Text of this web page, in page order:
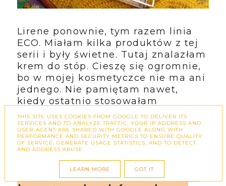
Lirene ponownie, tym razem linia
ECO. Miałam kilka produktów z tej
serii i były świetne. Tutaj znalazłam
krem do stóp. Cieszę się ogromnie,
bo w mojej kosmetyczce nie ma ani
jednego. Nie pamiętam nawet,
kiedy ostatnio stosowałam
kosmetyk do stóp. Pure Beauty wie
jak zdowolić każdą, nawet
najbardziej wymagającą kobietę.
Dziękuję Wam za to :).
SO!FLOW Wzmacniający
THIS SITE USES COOKIES FROM GOOGLE TO DELIVER ITS
SERVICES AND TO ANALYZE TRAFFIC. YOUR IP ADDRESS AND
USER-AGENT ARE SHARED WITH GOOGLE ALONG WITH
PERFORMANCE AND SECURITY METRICS TO ENSURE QUALITY
OF SERVICE, GENERATE USAGE STATISTICS, AND TO DETECT
AND ADDRESS ABUSE.
LEARN MORE GOT IT